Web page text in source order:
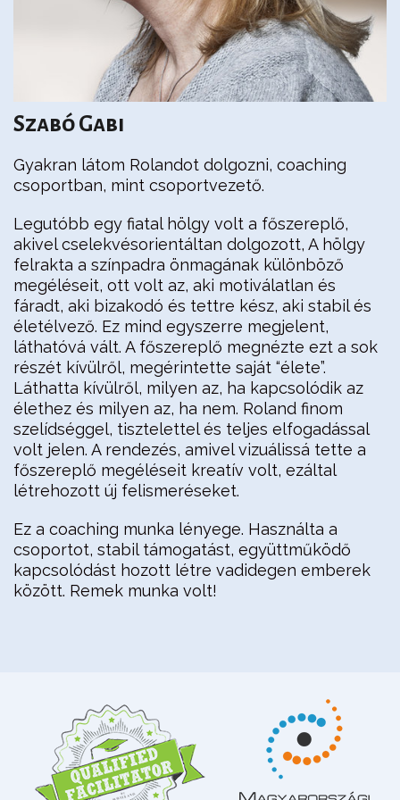
Szabó Gabi
Gyakran látom Rolandot dolgozni, coaching
csoportban, mint csoportvezető.
Legutóbb egy fiatal hölgy volt a főszereplő,
akivel cselekvésorientáltan dolgozott, A hölgy
felrakta a színpadra önmagának különböző
megéléseit, ott volt az, aki motiválatlan és
fáradt, aki bizakodó és tettre kész, aki stabil és
életélvező. Ez mind egyszerre megjelent,
láthatóvá vált. A főszereplő megnézte ezt a sok
részét kívülről, megérintette saját “élete”.
Láthatta kívülről, milyen az, ha kapcsolódik az
élethez és milyen az, ha nem. Roland finom
szelídséggel, tisztelettel és teljes elfogadással
volt jelen. A rendezés, amivel vizuálissá tette a
főszereplő megéléseit kreatív volt, ezáltal
létrehozott új felismeréseket.
Ez a coaching munka lényege. Használta a
csoportot, stabil támogatást, együttműködő
kapcsolódást hozott létre vadidegen emberek
között. Remek munka volt!